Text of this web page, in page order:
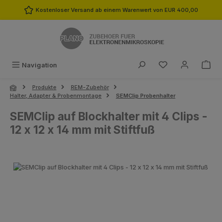
Zum Hauptinhalt springen
Kostenloser Versand ab einem Warenwert von EUR 400,00
Navigation Du hast 0
Produkte
REM-Zubehör
Halter, Adapter & Probenmontage
SEMClip Probenhalter
SEMClip auf Blockhalter mit 4 Clips -
12 x 12 x 14 mm mit Stiftfuß
Bildergalerie überspringen